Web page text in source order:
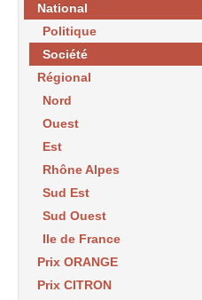
National
Politique
Société
Régional
Nord
Ouest
Est
Rhône Alpes
Sud Est
Sud Ouest
Ile de France
Prix ORANGE
Prix CITRON